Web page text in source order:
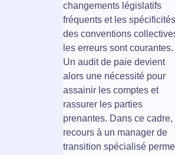
changements législatifs
fréquents et les spécificités
des conventions
les erreurs sont courantes.
Un audit de paie devient
alors une nécessité pour
assainir les comptes et
rassurer les parties
prenantes. Dans ce cadre,
recours à un manager de
transition spécialisé